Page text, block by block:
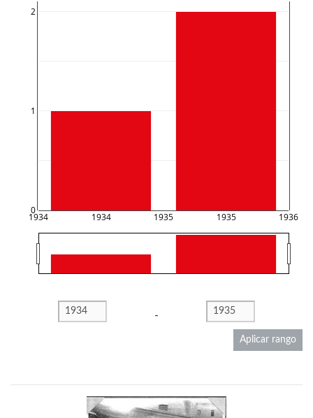
1934 1934 1935 1935 1936
0
1
2
-
Aplicar rango